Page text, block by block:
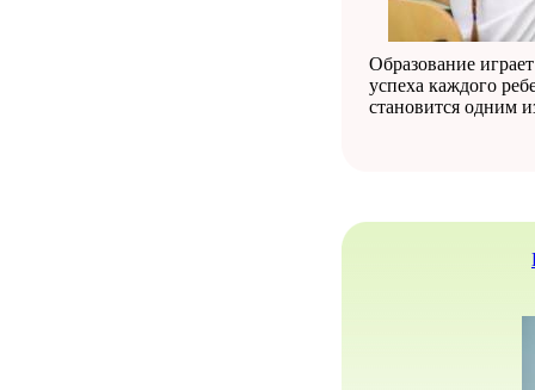
Образование
успеха каждого
становится одним